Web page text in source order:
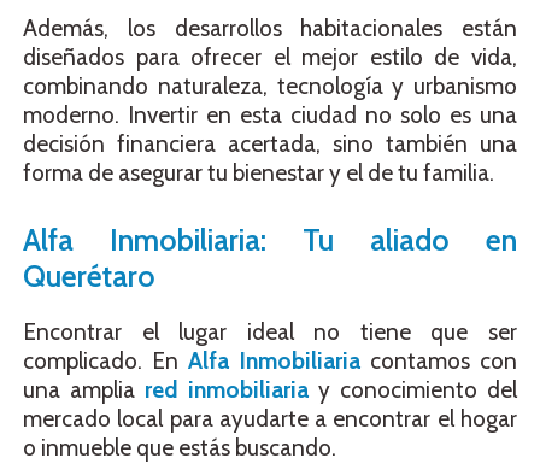
Además, los desarrollos habitacionales están
diseñados para ofrecer el mejor estilo de vida,
combinando naturaleza, tecnología y urbanismo
moderno. Invertir en esta ciudad no solo es una
decisión financiera acertada, sino también una
forma de asegurar tu bienestar y el de tu familia.
Alfa Inmobiliaria: Tu aliado en
Querétaro
Encontrar el lugar ideal no tiene que ser
complicado. EnAlfa Inmobiliariacontamos con
una amplia red inmobiliariay conocimiento del
mercado local para ayudarte a encontrar el hogar
o inmueble que estás buscando.